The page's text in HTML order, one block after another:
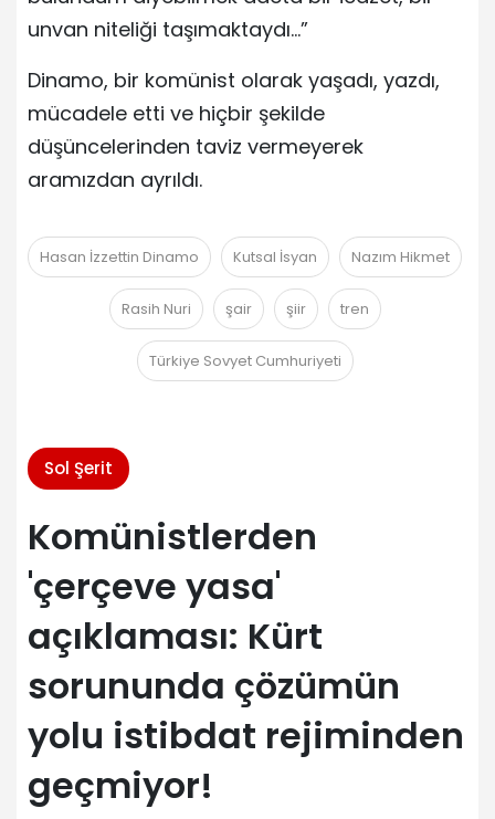
unvan niteliği taşımaktaydı…”
Dinamo, bir komünist olarak yaşadı, yazdı,
mücadele etti ve hiçbir şekilde
düşüncelerinden taviz vermeyerek
aramızdan ayrıldı.
Hasan İzzettin Dinamo Kutsal İsyan Nazım Hikmet
Rasih Nuri şair şiir tren
Türkiye Sovyet Cumhuriyeti
Sol Şerit
Komünistlerden
'çerçeve yasa'
açıklaması: Kürt
sorununda çözümün
yolu istibdat rejiminden
geçmiyor!